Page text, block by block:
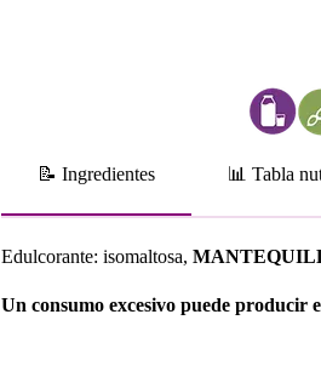
📝 Ingredientes 📊 Tabla
Edulcorante: isomaltosa,
Un consumo excesivo puede producir